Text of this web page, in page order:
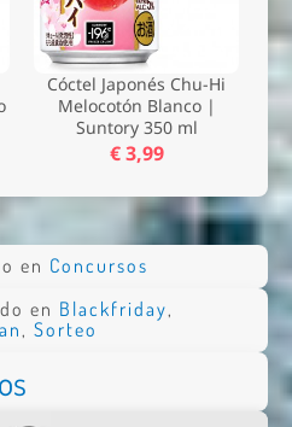
Cóctel Japonés Chu-Hi
Melocotón Blanco |
Suntory 350 ml
€ 3,99
en Concursos
en Blackfriday,
, Sorteo